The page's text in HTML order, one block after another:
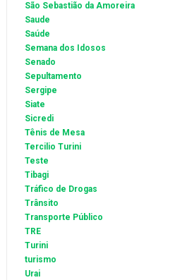
São Sebastião da Amoreira
Saude
Saúde
Semana dos Idosos
Senado
Sepultamento
Sergipe
Siate
Sicredi
Tênis de Mesa
Tercilio Turini
Teste
Tibagi
Tráfico de Drogas
Trânsito
Transporte Público
TRE
Turini
turismo
Urai